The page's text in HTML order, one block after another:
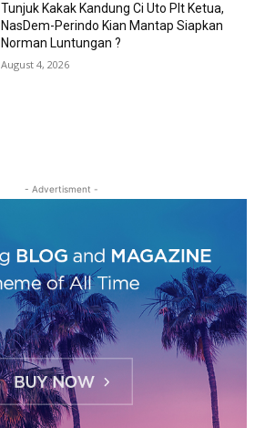
Tunjuk Kakak Kandung Ci Uto Plt Ketua,
NasDem-Perindo Kian Mantap Siapkan
Norman Luntungan ?
August 4, 2026
- Advertisment -